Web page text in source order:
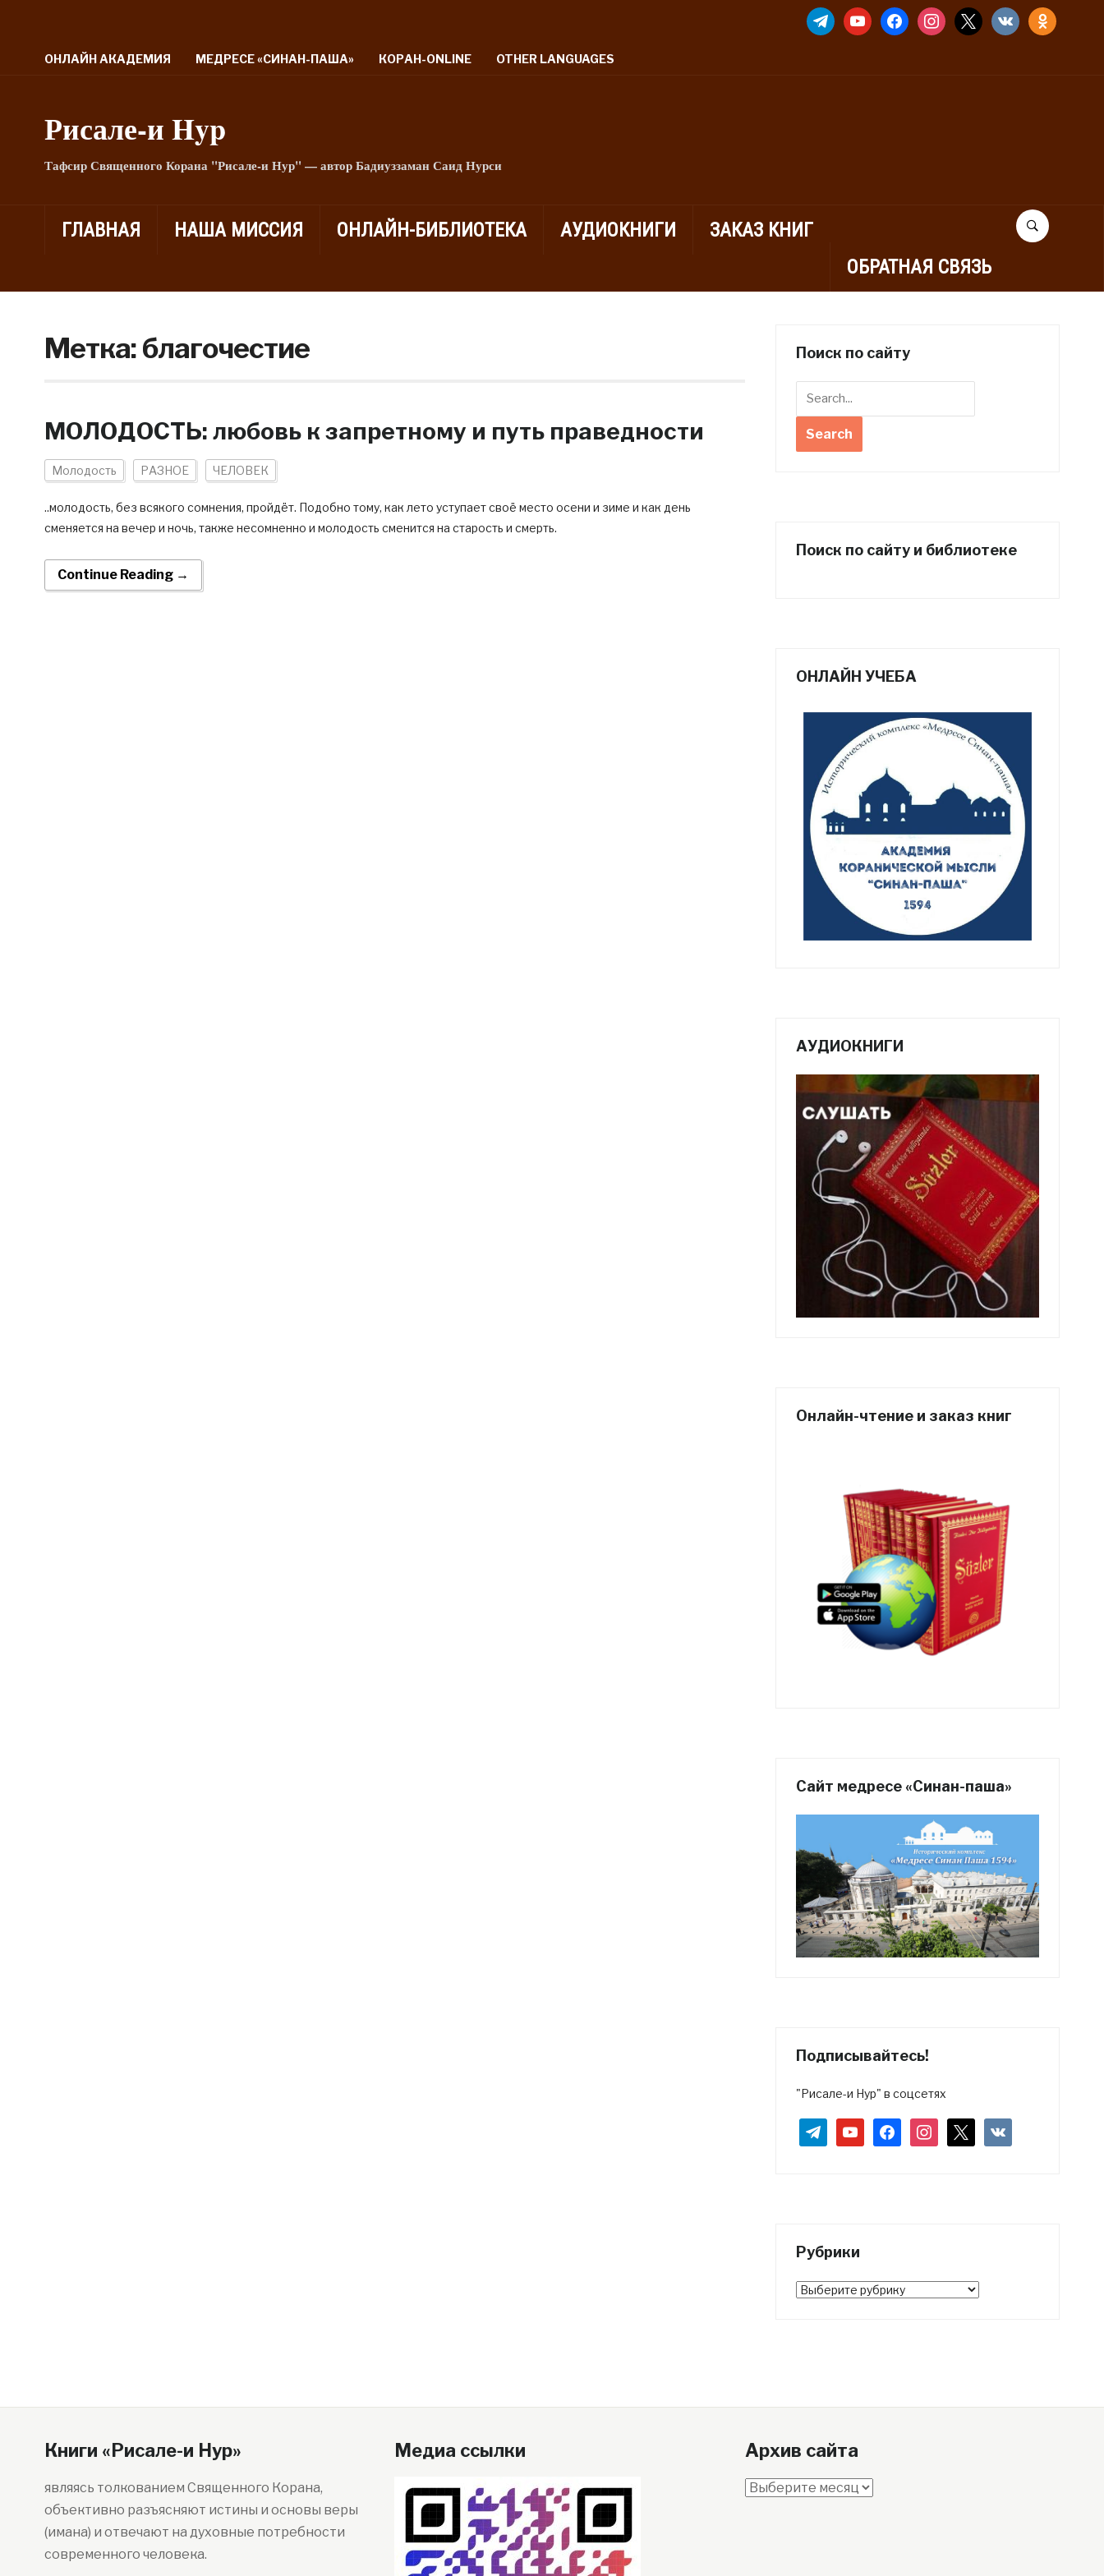
TELEGRAMYOUTUBEFACEBOOKINSTAGRAM
X VKONTAKTE
ОНЛАЙН АКАДЕМИЯ МЕДРЕСЕ «СИНАН-ПАША» КОРАН-ONLINE OTHER LANGUAGES
Рисале-и Hyp
Тафсир Священного Корана "Рисале-и Нур" — автор Бадиуззаман Саид Нурси
ГЛАВНАЯ НАША МИССИЯ ОНЛАЙН-БИБЛИОТЕКА АУДИОКНИГИ
ЗАКАЗ КНИГ
ОБРАТНАЯ СВЯЗЬ
Метка:благочестие
МОЛОДОСТЬ: любовь к запретному и путь праведности
Молодость РАЗНОЕ ЧЕЛОВЕК
..молодость, без всякого сомнения, пройдёт. Подобно тому, как лето уступает своё место осени и зиме и как день
сменяется на вечер и ночь, также несомненно и молодость сменится на старость и смерть.
Continue Reading →
Поиск по сайту
Поиск по сайту и библиотеке
ОНЛАЙН УЧЕБА
АУДИОКНИГИ
Онлайн-чтение и заказ книг
Сайт медресе «Синан-паша»
Подписывайтесь!
"Рисале-и Нур" в соцсетях
telegramyoutubefacebookinstagram vkontakte
Рубрики
Рубрики
Книги «Рисале-и Нур»
являясь толкованием Священного Корана,
объективно разъясняют истины и основы веры
(имана) и отвечают на духовные потребности
современного человека.
Медиа ссылки Архив сайта
Архив